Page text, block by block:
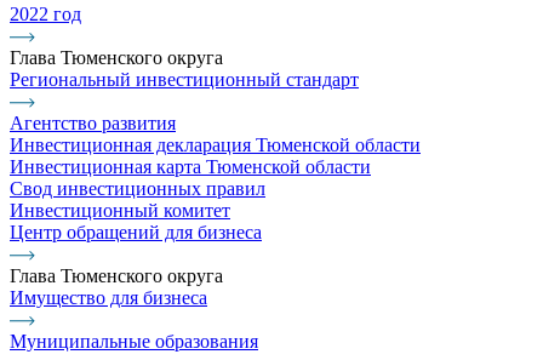
2022 год
Глава Тюменского округа
Региональный инвестиционный стандарт
Агентство развития
Инвестиционная декларация Тюменской области
Инвестиционная карта Тюменской области
Свод инвестиционных правил
Инвестиционный комитет
Центр обращений для бизнеса
Глава Тюменского округа
Имущество для бизнеса
Муниципальные образования